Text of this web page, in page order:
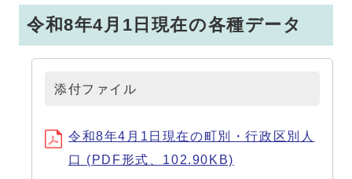
令和8年4月1日現在の各種データ
添付ファイル
令和8年4月1日現在の町別・行政区別人
口 (PDF形式、102.90KB)